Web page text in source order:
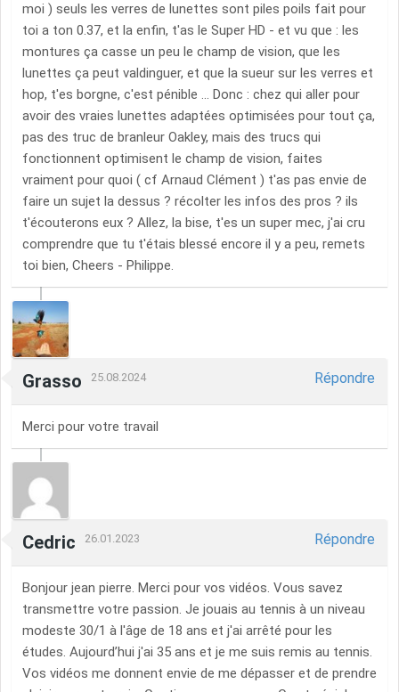
moi ) seuls les verres de lunettes sont piles poils fait pour
toi a ton 0.37, et la enfin, t'as le Super HD - et vu que : les
montures ça casse un peu le champ de vision, que les
lunettes ça peut valdinguer, et que la sueur sur les verres et
hop, t'es borgne, c'est pénible ... Donc : chez qui aller pour
avoir des vraies lunettes adaptées optimisées pour tout ça,
pas des truc de branleur Oakley, mais des trucs qui
fonctionnent optimisent le champ de vision, faites
vraiment pour quoi ( cf Arnaud Clément ) t'as pas envie de
faire un sujet la dessus ? récolter les infos des pros ? ils
t'écouterons eux ? Allez, la bise, t'es un super mec, j'ai cru
comprendre que tu t'étais blessé encore il y a peu, remets
toi bien, Cheers - Philippe.
Grasso 25.08.2024 Répondre
Merci pour votre travail
Cedric 26.01.2023 Répondre
Bonjour jean pierre. Merci pour vos vidéos. Vous savez
transmettre votre passion. Je jouais au tennis à un niveau
modeste 30/1 à l'âge de 18 ans et j'ai arrêté pour les
études. Aujourd’hui j'ai 35 ans et je me suis remis au tennis.
Vos vidéos me donnent envie de me dépasser et de prendre